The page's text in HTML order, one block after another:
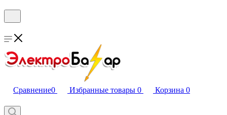
Сравнение0 Избранные товары 0 Корзина 0